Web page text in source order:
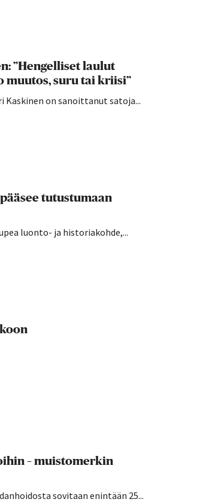
”Hengelliset laulut
muutos, suru tai kriisi”
on sanoittanut satoja...
tutustumaan
luonto- ja historiakohde,...
– muistomerkin
sovitaan enintään 25...